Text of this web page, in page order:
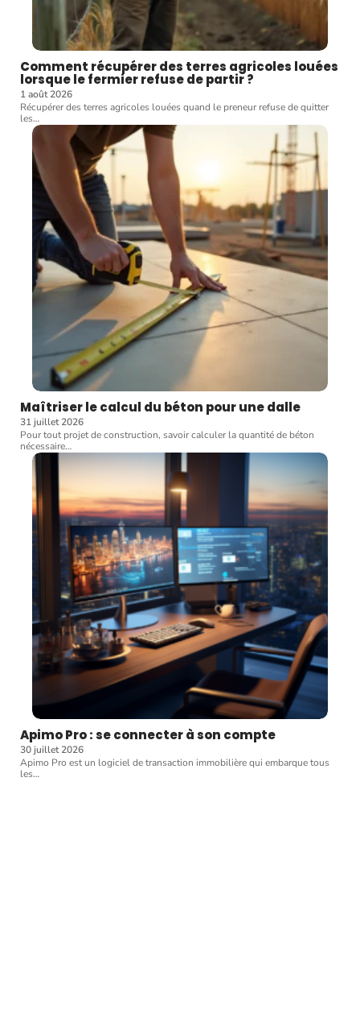
Comment récupérer des terres agricoles louées
lorsque le fermier refuse de partir ?
1 août 2026
Récupérer des terres agricoles louées quand le preneur refuse de quitter
les…
Maîtriser le calcul du béton pour une dalle
31 juillet 2026
Pour tout projet de construction, savoir calculer la quantité de béton
nécessaire…
Apimo Pro : se connecter à son compte
30 juillet 2026
Apimo Pro est un logiciel de transaction immobilière qui embarque tous
les…